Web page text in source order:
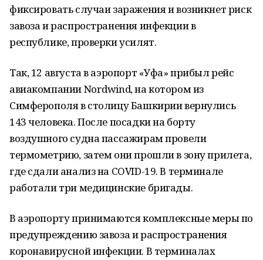
фиксировать случаи заражения и возникнет риск
завоза и распространения инфекции в
республике, проверки усилят.
Так, 12 августа в аэропорт «Уфа» прибыл рейс
авиакомпании Nordwind, на котором из
Симферополя в столицу Башкирии вернулись
143 человека. После посадки на борту
воздушного судна пассажирам провели
термометрию, затем они прошли в зону прилета,
где сдали анализ на COVID-19. В терминале
работали три медицинские бригады.
В аэропорту принимаются комплексные меры по
предупреждению завоза и распространения
коронавирусной инфекции. В терминалах